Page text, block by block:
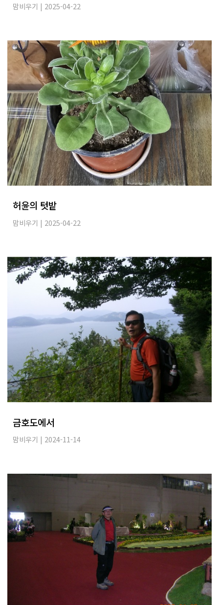
맘비우기 | 2025-04-22
허윤의 텃밭
맘비우기 | 2025-04-22
금호도에서
맘비우기 | 2024-11-14